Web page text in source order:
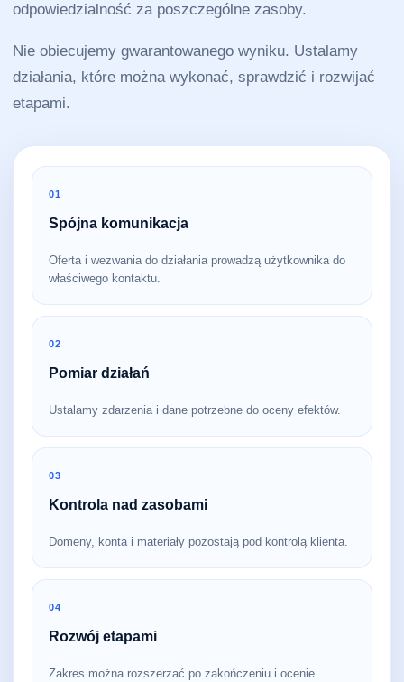
odpowiedzialność za poszczególne zasoby.
Nie obiecujemy gwarantowanego wyniku. Ustalamy
działania, które można wykonać, sprawdzić i rozwijać
etapami.
01
Spójna komunikacja
Oferta i wezwania do działania prowadzą użytkownika do
właściwego kontaktu.
02
Pomiar działań
Ustalamy zdarzenia i dane potrzebne do oceny efektów.
03
Kontrola nad zasobami
Domeny, konta i materiały pozostają pod kontrolą klienta.
04
Rozwój etapami
Zakres można rozszerzać po zakończeniu i ocenie